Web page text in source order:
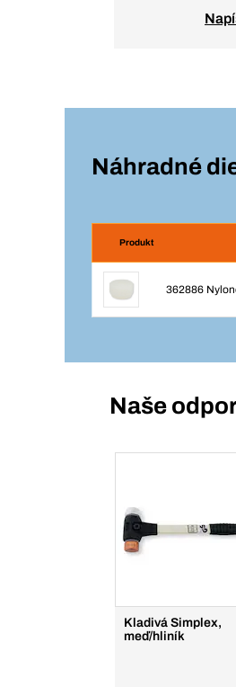
Náhradné
Produkt
362886
Naše
Kladivá Simplex,
meď/hliník